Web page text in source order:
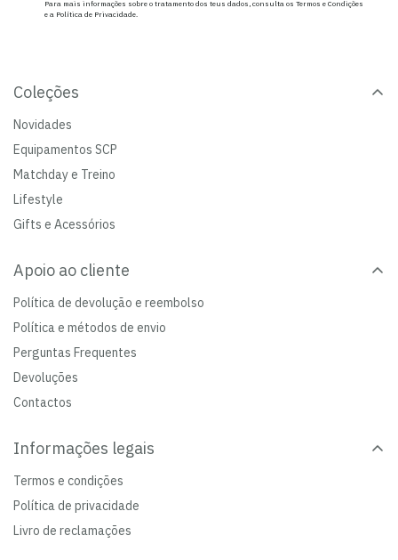
Para mais informações sobre o tratamento dos teus dados, consulta os Termos e Condições
e a Política de Privacidade.
Coleções
Novidades
Equipamentos SCP
Matchday e Treino
Lifestyle
Gifts e Acessórios
Apoio ao cliente
Política de devolução e reembolso
Política e métodos de envio
Perguntas Frequentes
Devoluções
Contactos
Informações legais
Termos e condições
Política de privacidade
Livro de reclamações